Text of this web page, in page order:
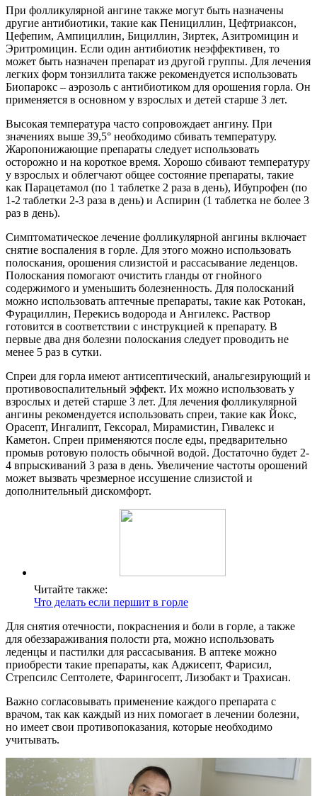
При фолликулярной ангине также могут быть назначены
другие антибиотики, такие как Пенициллин, Цефтриаксон,
Цефепим, Ампициллин, Бициллин, Зиртек, Азитромицин и
Эритромицин. Если один антибиотик неэффективен, то
может быть назначен препарат из другой группы. Для лечения
легких форм тонзиллита также рекомендуется использовать
Биопарокс – аэрозоль с антибиотиком для орошения горла. Он
применяется в основном у взрослых и детей старше 3 лет.
Высокая температура часто сопровождает ангину. При
значениях выше 39,5° необходимо сбивать температуру.
Жаропонижающие препараты следует использовать
осторожно и на короткое время. Хорошо сбивают температуру
у взрослых и облегчают общее состояние препараты, такие
как Парацетамол (по 1 таблетке 2 раза в день), Ибупрофен (по
1-2 таблетки 2-3 раза в день) и Аспирин (1 таблетка не более 3
раз в день).
Симптоматическое лечение фолликулярной ангины включает
снятие воспаления в горле. Для этого можно использовать
полоскания, орошения слизистой и рассасывание леденцов.
Полоскания помогают очистить гланды от гнойного
содержимого и уменьшить болезненность. Для полосканий
можно использовать аптечные препараты, такие как Ротокан,
Фурациллин, Перекись водорода и Ангилекс. Раствор
готовится в соответствии с инструкцией к препарату. В
первые два дня болезни полоскания следует проводить не
менее 5 раз в сутки.
Спреи для горла имеют антисептический, анальгезирующий и
противовоспалительный эффект. Их можно использовать у
взрослых и детей старше 3 лет. Для лечения фолликулярной
ангины рекомендуется использовать спреи, такие как Йокс,
Орасепт, Ингалипт, Гексорал, Мирамистин, Гивалекс и
Каметон. Спреи применяются после еды, предварительно
промыв ротовую полость обычной водой. Достаточно будет 2-
4 впрыскиваний 3 раза в день. Увеличение частоты орошений
может вызвать чрезмерное иссушение слизистой и
дополнительный дискомфорт.
Читайте также:
Что делать если першит в горле
Для снятия отечности, покраснения и боли в горле, а также
для обеззараживания полости рта, можно использовать
леденцы и пастилки для рассасывания. В аптеке можно
приобрести такие препараты, как Аджисепт, Фарисил,
Стрепсилс Септолете, Фарингосепт, Лизобакт и Трахисан.
Важно согласовывать применение каждого препарата с
врачом, так как каждый из них помогает в лечении болезни,
но имеет свои противопоказания, которые необходимо
учитывать.